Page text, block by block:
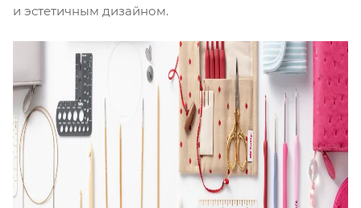
и эстетичным дизайном.